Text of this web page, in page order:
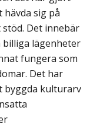
sig på
Det innebär
billiga lägenheter
fungera som
Det har
byggda kulturarv